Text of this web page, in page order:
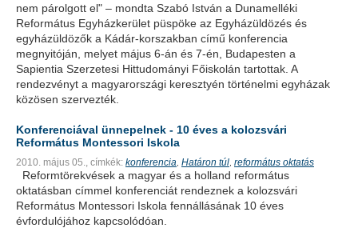
nem párolgott el" – mondta Szabó István a Dunamelléki
Református Egyházkerület püspöke az Egyházüldözés és
egyházüldözők a Kádár-korszakban című konferencia
megnyitóján, melyet május 6-án és 7-én, Budapesten a
Sapientia Szerzetesi Hittudományi Főiskolán tartottak. A
rendezvényt a magyarországi keresztyén történelmi egyházak
közösen szervezték.
Konferenciával ünnepelnek - 10 éves a kolozsvári
Református Montessori Iskola
2010. május 05., címkék: konferencia Határon túl református oktatás
Reformtörekvések a magyar és a holland református
oktatásban címmel konferenciát rendeznek a kolozsvári
Református Montessori Iskola fennállásának 10 éves
évfordulójához kapcsolódóan.